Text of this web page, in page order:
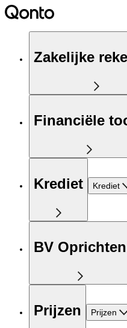
Zakelijke
Financiële
Krediet Krediet
BV Oprichten
Prijzen Prijzen